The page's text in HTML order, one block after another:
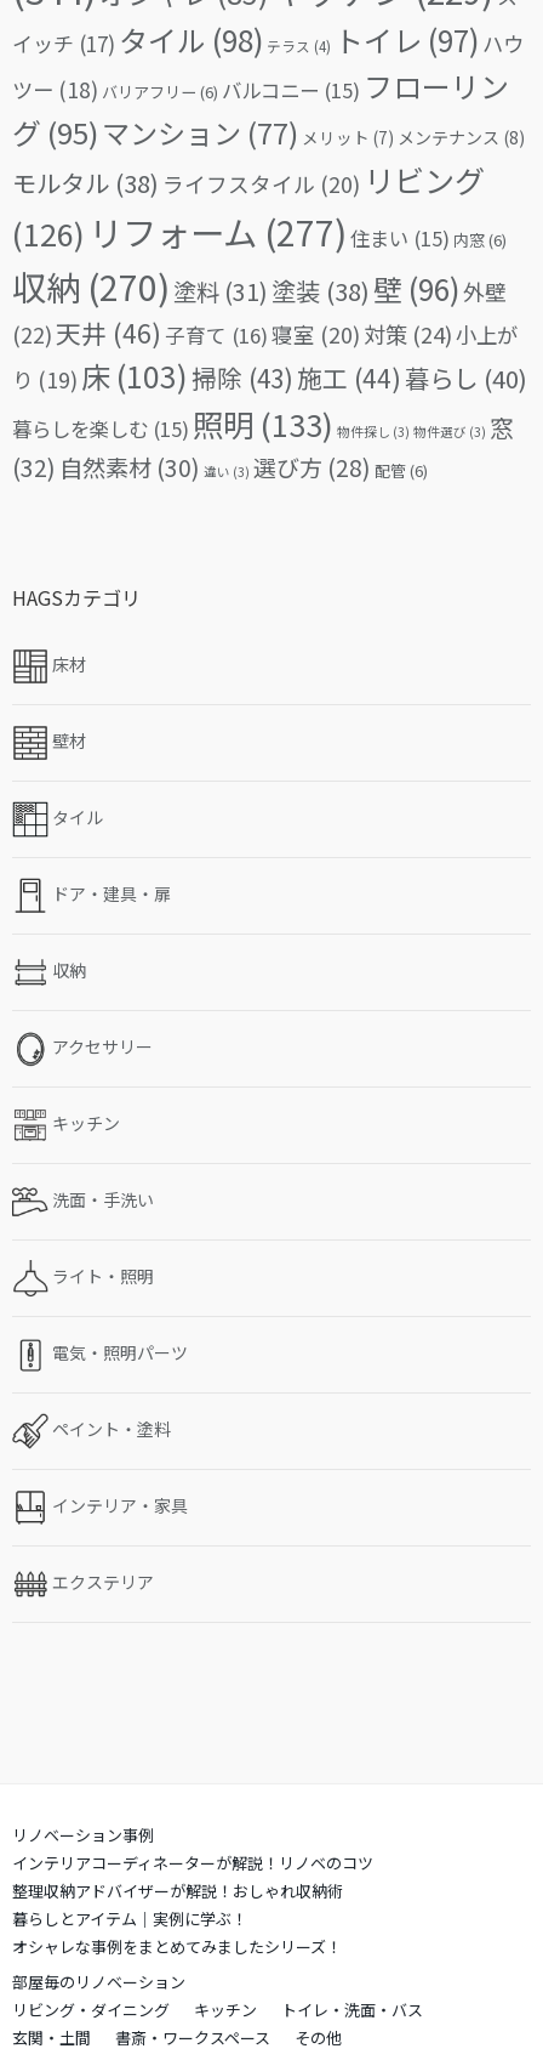
イッチ (17) タイル (98) テラス (4) トイレ (97) ハウ
ツー (18) バリアフリー (6) バルコニー (15) フローリン
グ (95)マンション (77) メリット (7) メンテナンス (8)
モルタル (38) ライフスタイル (20) リビング
(126) リフォーム (277) 住まい (15) 内窓(6)
収納 (270) 塗料 (31) 塗装 (38) 壁 (96)外壁
(22)天井 (46) 子育て (16)寝室 (20) 対策 (24)小上が
り (19) 床 (103)掃除 (43) 施工 (44) 暮らし (40)
暮らしを楽しむ (15) 照明 (133) 物件探し (3) 物件選び (3) 窓
(32) 自然素材 (30) 違い (3) 選び方 (28) 配管(6)
HAGSカテゴリ
床材
壁材
タイル
ドア・建具・扉
収納
アクセサリー
キッチン
洗面・手洗い
ライト・照明
電気・照明パーツ
ペイント・塗料
インテリア・家具
エクステリア
リノベーション事例
インテリアコーディネーターが解説！リノベのコツ
整理収納アドバイザーが解説！おしゃれ収納術
暮らしとアイテム｜実例に学ぶ！
オシャレな事例をまとめてみましたシリーズ！
部屋毎のリノベーション
リビング・ダイニング
キッチン
トイレ・洗面・バス
玄関・土間
書斎・ワークスペース
その他